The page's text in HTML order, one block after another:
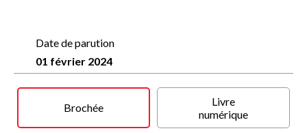
Date de parution
01 février 2024
Brochée
Livre
numérique